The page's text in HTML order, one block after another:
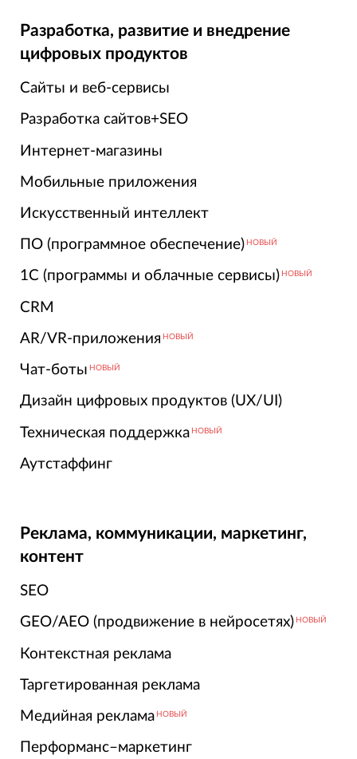
Разработка, развитие и внедрение
цифровых продуктов
Сайты и веб-сервисы
Разработка сайтов+SEO
Интернет-магазины
Мобильные приложения
Искусственный интеллект
ПО (программное обеспечение) НОВЫЙ
1С (программы и облачные сервисы) НОВЫЙ
CRM
AR/VR-приложения НОВЫЙ
Чат-боты НОВЫЙ
Дизайн цифровых продуктов (UX/UI)
Техническая поддержка НОВЫЙ
Аутстаффинг
Реклама, коммуникации, маркетинг,
контент
SEO
GEO/AEO (продвижение в нейросетях) НОВЫЙ
Контекстная реклама
Таргетированная реклама
Медийная реклама НОВЫЙ
Перформанс–маркетинг